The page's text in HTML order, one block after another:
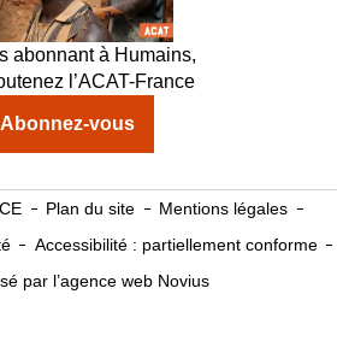
abonnant à Humains,
l’ACAT-France
Abonnez-vous
Plan du site
Mentions légales
Accessibilité : partiellement conforme
par l’agence web Novius